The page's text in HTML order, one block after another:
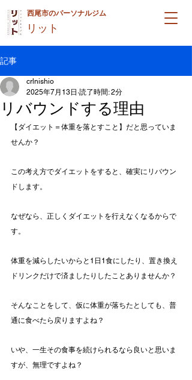
西尾市のパーソナルジム
リット
記事
リバウンドする理由
crlnishio
2025年7月13日 読了時間: 2分
【ダイエット＝体重を落とすこと】だと思っていま
せんか？
この考え方でダイエットをすると、確実にリバウン
ドします。
なぜなら、正しくダイエットを行えなくなるからで
す。
体重を減らしたいからと1日1食にしたり、置き換え
ドリンクだけで済ましたりしたことありませんか？
そんなことをして、仮に体重が落ちたとしても、普
通に食べたら戻りますよね？
いや、一生その食事を続けられるなら良いと思いま
すが、無理ですよね？